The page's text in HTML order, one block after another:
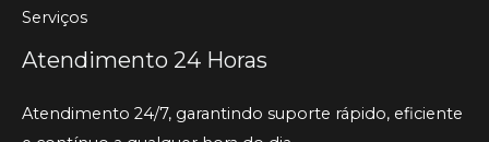
Serviços
Atendimento 24 Horas
Atendimento 24/7, garantindo suporte rápido, eficiente